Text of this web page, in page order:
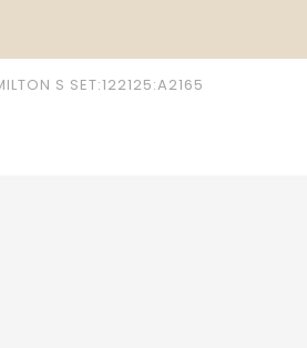
S SET:122125:A2165